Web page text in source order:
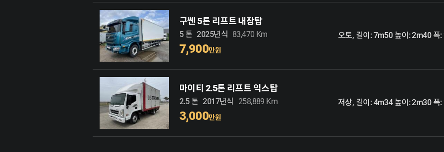
구쎈 5톤 리프트 내장탑
5 톤 2025년식 83,470 Km
7,900만원
오토, 길이: 7m50 높이: 2m40 폭
마이티 2.5톤 리프트 익스탑
2.5 톤 2017년식 258,889 Km
3,000만원
저상, 길이: 4m34 높이: 2m30 폭